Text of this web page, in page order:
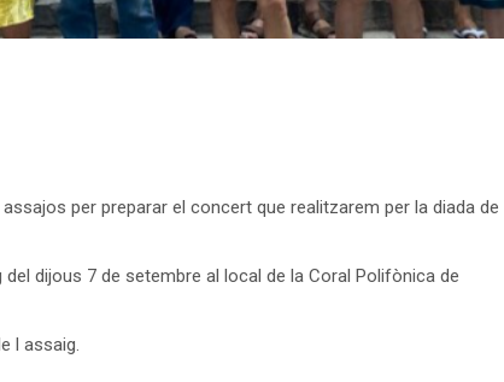
per preparar el concert que realitzarem per la diada de
dijous 7 de setembre al local de la Coral Polifònica de
l assaig.